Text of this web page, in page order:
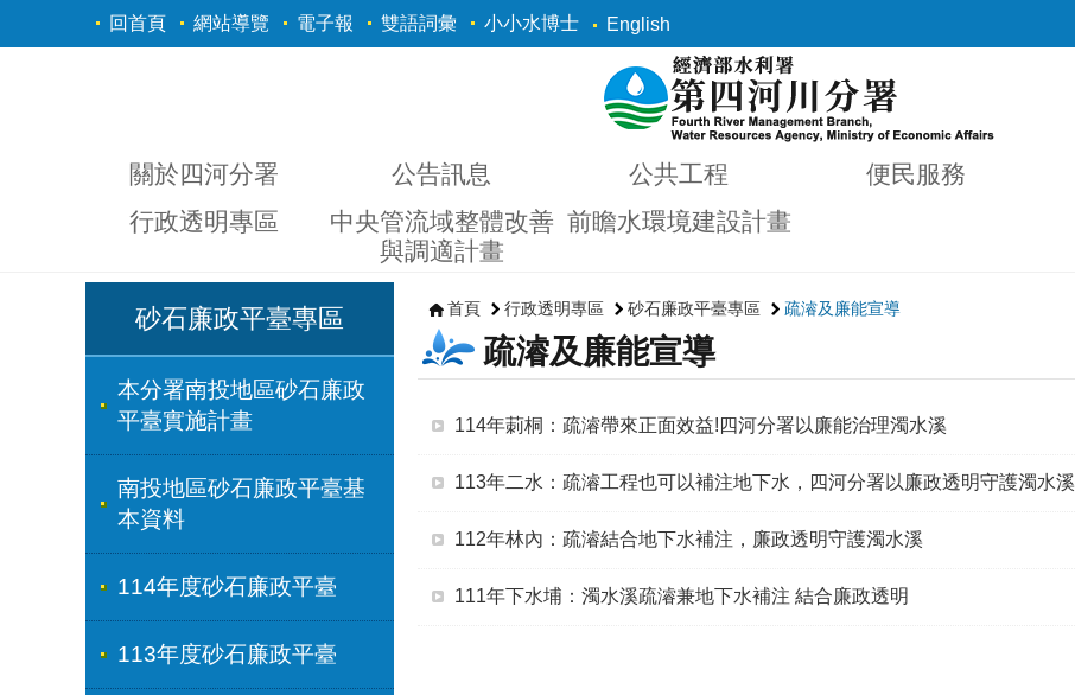
跳到主要內容區塊
回首頁 網站導覽 電子報 雙語詞彙 小小水博士 English
關於四河分署 公告訊息 公共工程 便民服務
行政透明專區
中央管流域整體改善
與調適計畫
前瞻水環境建設計畫
砂石廉政平臺專區
本分署南投地區砂石廉政
平臺實施計畫
南投地區砂石廉政平臺基
本資料
114年度砂石廉政平臺
113年度砂石廉政平臺
首頁 行政透明專區 砂石廉政平臺專區 疏濬及廉能宣導
疏濬及廉能宣導
114年莿桐：疏濬帶來正面效益!四河分署以廉能治理濁水溪
113年二水：疏濬工程也可以補注地下水，四河分署以廉政透明守護濁水溪
112年林內：疏濬結合地下水補注，廉政透明守護濁水溪
111年下水埔：濁水溪疏濬兼地下水補注 結合廉政透明